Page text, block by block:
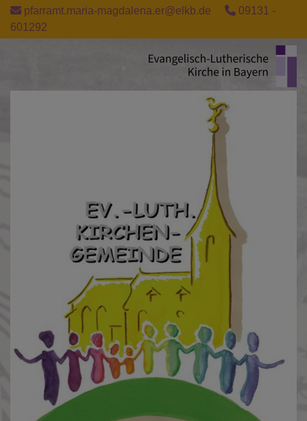
Direkt
zum
Inhalt
pfarramt.maria-magdalena.er@elkb.de
09131 -
601292